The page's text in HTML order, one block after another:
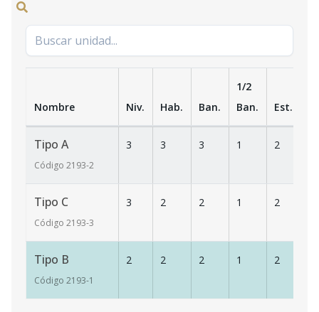
Nombre Niv. Hab. Ban.
1/2
Ban.
Est.
Tipo A
Código 2193-2
3 3 3 1 2
Tipo C
Código 2193-3
3 2 2 1 2
Tipo B
Código 2193-1
2 2 2 1 2